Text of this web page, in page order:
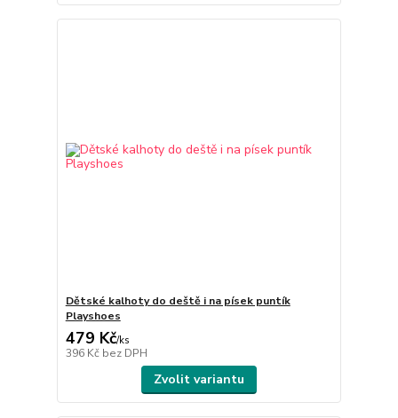
Dětské kalhoty do deště i na písek puntík
Playshoes
479 Kč/ks
396 Kč bez DPH
Zvolit variantu